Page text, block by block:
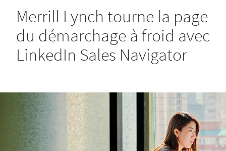
Merrill Lynch tourne la page
du démarchage à froid avec
LinkedIn Sales Navigator